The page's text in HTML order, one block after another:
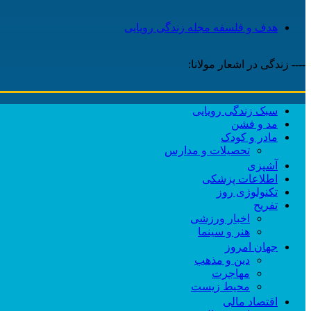
هدف و فلسفه مجله زندگی رویایی
---- زندگی در اشعار مولانا:
سبک زندگی رویایی
مد و فشن
مادر و کودک
تحصیلات و مدارس
آشپزی
اطلاعات پزشکی
تکنولوژی روز
تفریح
اخبار ورزشی
هنر و سینما
جهان امروز
دین و مذهب
مهاجرت
محیط زیست
اقتصاد مالی